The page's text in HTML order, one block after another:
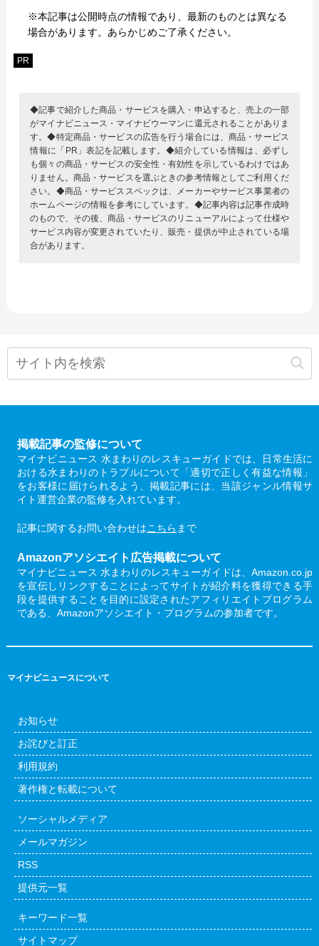
※本記事は公開時点の情報であり、最新のものとは異なる
場合があります。あらかじめご了承ください。
PR
◆記事で紹介した商品・サービスを購入・申込すると、売上の一部
がマイナビニュース・マイナビウーマンに還元されることがありま
す。◆特定商品・サービスの広告を行う場合には、商品・サービス
情報に「PR」表記を記載します。◆紹介している情報は、必ずし
も個々の商品・サービスの安全性・有効性を示しているわけではあ
りません。商品・サービスを選ぶときの参考情報としてご利用くだ
さい。◆商品・サービススペックは、メーカーやサービス事業者の
ホームページの情報を参考にしています。◆記事内容は記事作成時
のもので、その後、商品・サービスのリニューアルによって仕様や
サービス内容が変更されていたり、販売・提供が中止されている場
合があります。
掲載記事の監修について
マイナビニュース 水まわりのレスキューガイドでは、日常生活に
おける水まわりのトラブルについて「適切で正しく有益な情報」
をお客様に届けられるよう、掲載記事には、当該ジャンル情報サ
イト運営企業の監修を入れています。
記事に関するお問い合わせはこちら まで
Amazonアソシエイト広告掲載について
マイナビニュース 水まわりのレスキューガイドは、Amazon.co.jp
を宣伝しリンクすることによってサイトが紹介料を獲得できる手
段を提供することを目的に設定されたアフィリエイトプログラム
である、Amazonアソシエイト・プログラムの参加者です。
マイナビニュースについて
お知らせ
お詫びと訂正
利用規約
著作権と転載について
ソーシャルメディア
メールマガジン
RSS
提供元一覧
キーワード一覧
サイトマップ